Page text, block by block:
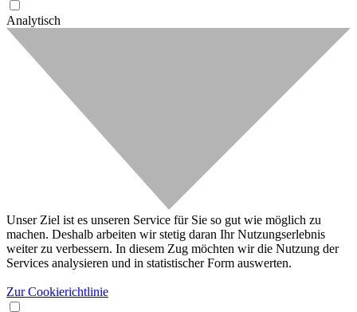
Analytisch
Unser Ziel ist es unseren Service für Sie so gut wie möglich zu
machen. Deshalb arbeiten wir stetig daran Ihr Nutzungserlebnis
weiter zu verbessern. In diesem Zug möchten wir die Nutzung der
Services analysieren und in statistischer Form auswerten.
Zur Cookierichtlinie